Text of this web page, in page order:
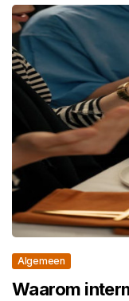
Algemeen
Waarom